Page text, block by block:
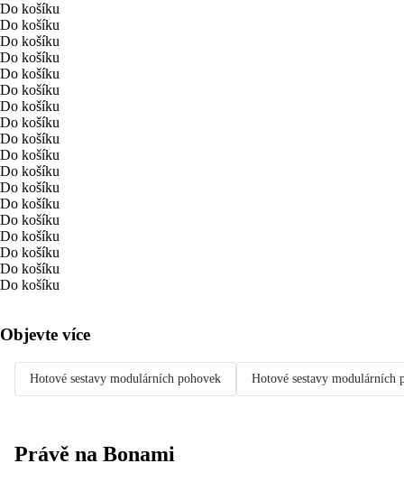
Do košíku
Do košíku
Do košíku
Do košíku
Do košíku
Do košíku
Do košíku
Do košíku
Do košíku
Do košíku
Do košíku
Do košíku
Do košíku
Do košíku
Do košíku
Do košíku
Do košíku
Do košíku
Objevte více
Hotové sestavy modulárních pohovek Hotové sestavy modulárních
Právě na Bonami